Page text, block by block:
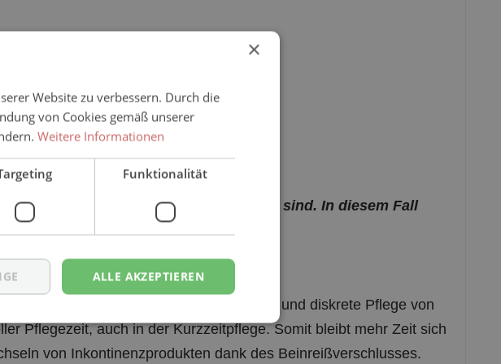
in allen Größen immer auf Lager sind. In diesem Fall
JANUS Tuttlingen
Materialauswahl sorgt für eine effiziente und diskrete Pflege von
Pflegezeit, auch in der Kurzzeitpflege. Somit bleibt mehr Zeit sich
von Inkontinenzprodukten dank des Beinreißverschlusses.
×
Website zu verbessern. Durch die
von Cookies gemäß unserer
Weitere Informationen
Funktionalität
ALLE AKZEPTIEREN